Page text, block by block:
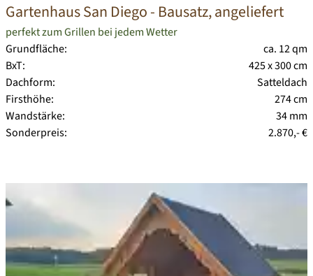
Gartenhaus San Diego- Bausatz, angeliefert
perfekt zum Grillen bei jedem Wetter
Grundfläche:
ca. 12 qm
BxT:
425 x 300 cm
Dachform:
Satteldach
Firsthöhe:
274 cm
Wandstärke:
34 mm
Sonderpreis:
2.870,- €